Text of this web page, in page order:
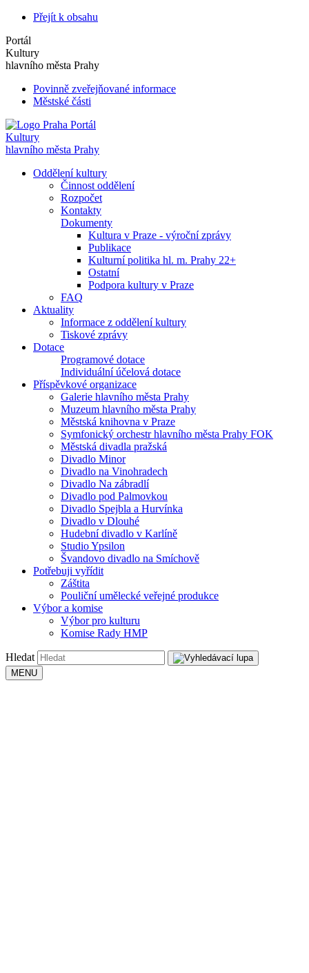
Přejít k obsahu
Portál
Kultury
hlavního města Prahy
Povinně zveřejňované informace
Městské části
Portál
Kultury
hlavního města Prahy
Oddělení kultury
Činnost oddělení
Rozpočet
Kontakty
Dokumenty
Kultura v Praze - výroční zprávy
Publikace
Kulturní politika hl. m. Prahy 22+
Ostatní
Podpora kultury v Praze
FAQ
Aktuality
Informace z oddělení kultury
Tiskové zprávy
Dotace
Programové dotace
Individuální účelová dotace
Příspěvkové organizace
Galerie hlavního města Prahy
Muzeum hlavního města Prahy
Městská knihovna v Praze
Symfonický orchestr hlavního města Prahy FOK
Městská divadla pražská
Divadlo Minor
Divadlo na Vinohradech
Divadlo Na zábradlí
Divadlo pod Palmovkou
Divadlo Spejbla a Hurvínka
Divadlo v Dlouhé
Hudební divadlo v Karlíně
Studio Ypsilon
Švandovo divadlo na Smíchově
Potřebuji vyřídit
Záštita
Pouliční umělecké veřejné produkce
Výbor a komise
Výbor pro kulturu
Komise Rady HMP
Hledat
MENU